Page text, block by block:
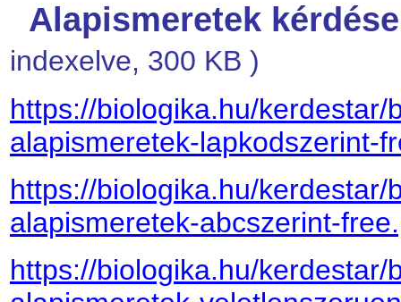
Alapismeretek
indexelve, 300 KB )
https://biologika.hu/
alapismeretek-lapkodszerint-
https://biologika.hu/
alapismeretek-abcszerint-
https://biologika.hu/